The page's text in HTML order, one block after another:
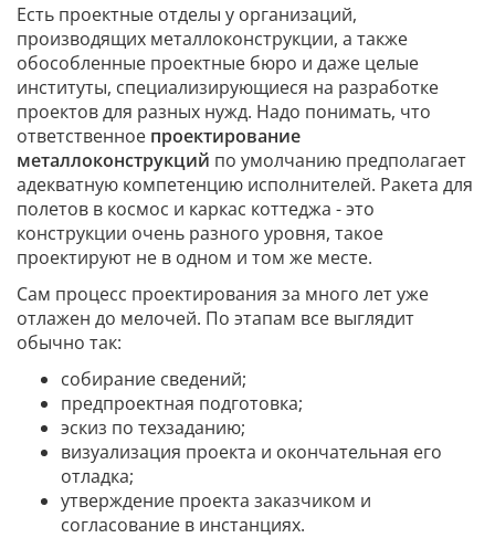
Есть проектные отделы у организаций,
производящих металлоконструкции, а также
обособленные проектные бюро и даже целые
институты, специализирующиеся на разработке
проектов для разных нужд. Надо понимать, что
ответственное проектирование
металлоконструкций по умолчанию предполагает
адекватную компетенцию исполнителей. Ракета для
полетов в космос и каркас коттеджа - это
конструкции очень разного уровня, такое
проектируют не в одном и том же месте.
Сам процесс проектирования за много лет уже
отлажен до мелочей. По этапам все выглядит
обычно так:
собирание сведений;
предпроектная подготовка;
эскиз по техзаданию;
визуализация проекта и окончательная его
отладка;
утверждение проекта заказчиком и
согласование в инстанциях.